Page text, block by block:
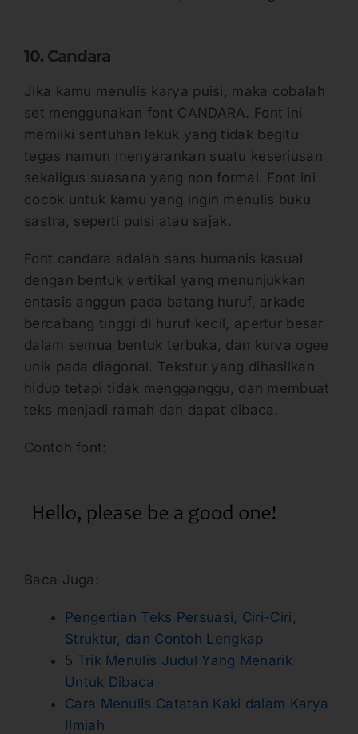
10. Candara
Jika kamu menulis karya puisi, maka cobalah
set menggunakan font CANDARA. Font ini
memilki sentuhan lekuk yang tidak begitu
tegas namun menyarankan suatu keseriusan
sekaligus suasana yang non formal. Font ini
cocok untuk kamu yang ingin menulis buku
sastra, seperti puisi atau sajak.
Font candara adalah sans humanis kasual
dengan bentuk vertikal yang menunjukkan
entasis anggun pada batang huruf, arkade
bercabang tinggi di huruf kecil, apertur besar
dalam semua bentuk terbuka, dan kurva ogee
unik pada diagonal. Tekstur yang dihasilkan
hidup tetapi tidak mengganggu, dan membuat
teks menjadi ramah dan dapat dibaca.
Contoh font:
Baca Juga:
Pengertian Teks Persuasi, Ciri-Ciri,
Struktur, dan Contoh Lengkap
5 Trik Menulis Judul Yang Menarik
Untuk Dibaca
Cara Menulis Catatan Kaki dalam Karya
Ilmiah